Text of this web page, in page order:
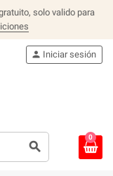
solo valido para
search
person Iniciar sesión
0